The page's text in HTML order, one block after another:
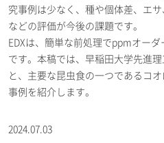
究事例は少なく、種や個体差、エ
などの評価が今後の課題です。
EDXは、簡単な前処理でppmオー
です。本稿では、早稲田大学先進
と、主要な昆虫食の一つであるコ
事例を紹介します。
2024.07.03